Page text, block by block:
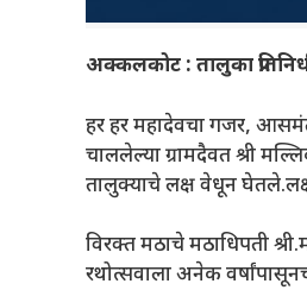
अक्कलकोट : तालुका
हर हर महादेवचा गजर,
चाललेल्या ग्रामदैवत श्री
तालुक्याचे लक्ष वेधून
विरक्त मठाचे मठाधिपती
रथोत्सवाला अनेक